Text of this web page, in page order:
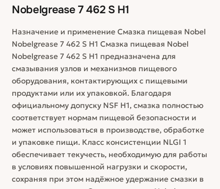
Nobelgrease 7 462 S H1
Назначение и применение Смазка пищевая Nobel
Nobelgrease 7 462 S H1 Смазка пищевая Nobel
Nobelgrease 7 462 S H1 предназначена для
смазывания узлов и механизмов пищевого
оборудования, контактирующих с пищевыми
продуктами или их упаковкой. Благодаря
официальному допуску NSF H1, смазка полностью
соответствует нормам пищевой безопасности и
может использоваться в производстве, обработке
и упаковке пищи. Класс консистенции NLGI 1
обеспечивает текучесть, необходимую для работы
в условиях повышенной нагрузки и скорости,
сохраняя при этом надёжное удержание смазки в